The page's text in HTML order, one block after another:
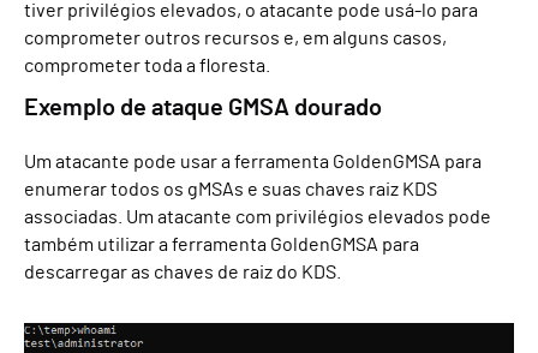
tiver privilégios elevados, o atacante pode usá-lo para
comprometer outros recursos e, em alguns casos,
comprometer toda a floresta.
Exemplo de ataque GMSA dourado
Um atacante pode usar a ferramenta GoldenGMSA para
enumerar todos os gMSAs e suas chaves raiz KDS
associadas. Um atacante com privilégios elevados pode
também utilizar a ferramenta GoldenGMSA para
descarregar as chaves de raiz do KDS.